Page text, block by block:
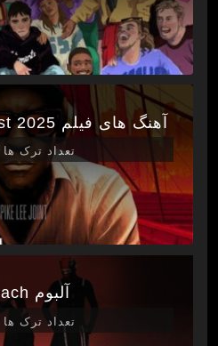
آهنگ های فیلم Highest 2 Lowest 2025
تعداد ترک ها 27
آلبوم Breach
تعداد ترک ها 13